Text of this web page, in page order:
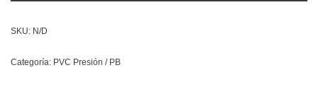
SKU: N/D
Categoría: PVC Presión / PB